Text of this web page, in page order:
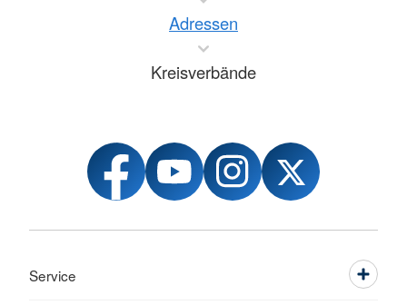
Adressen
Kreisverbände
Service